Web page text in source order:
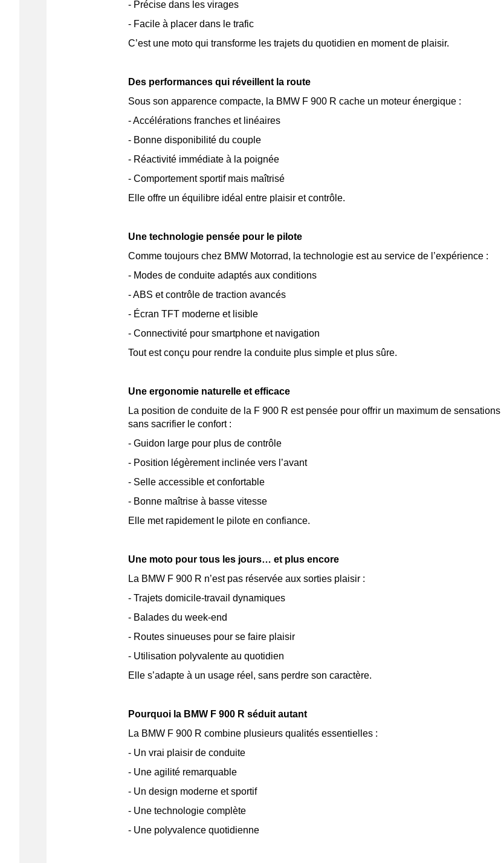
- Précise dans les virages
- Facile à placer dans le trafic
C’est une moto qui transforme les trajets du quotidien en moment de plaisir.
Des performances qui réveillent la route
Sous son apparence compacte, la BMW F 900 R cache un moteur énergique :
- Accélérations franches et linéaires
- Bonne disponibilité du couple
- Réactivité immédiate à la poignée
- Comportement sportif mais maîtrisé
Elle offre un équilibre idéal entre plaisir et contrôle.
Une technologie pensée pour le pilote
Comme toujours chez BMW Motorrad, la technologie est au service de l’expérience :
- Modes de conduite adaptés aux conditions
- ABS et contrôle de traction avancés
- Écran TFT moderne et lisible
- Connectivité pour smartphone et navigation
Tout est conçu pour rendre la conduite plus simple et plus sûre.
Une ergonomie naturelle et efficace
La position de conduite de la F 900 R est pensée pour offrir un maximum de sensations
sans sacrifier le confort :
- Guidon large pour plus de contrôle
- Position légèrement inclinée vers l’avant
- Selle accessible et confortable
- Bonne maîtrise à basse vitesse
Elle met rapidement le pilote en confiance.
Une moto pour tous les jours… et plus encore
La BMW F 900 R n’est pas réservée aux sorties plaisir :
- Trajets domicile-travail dynamiques
- Balades du week-end
- Routes sinueuses pour se faire plaisir
- Utilisation polyvalente au quotidien
Elle s’adapte à un usage réel, sans perdre son caractère.
Pourquoi la BMW F 900 R séduit autant
La BMW F 900 R combine plusieurs qualités essentielles :
- Un vrai plaisir de conduite
- Une agilité remarquable
- Un design moderne et sportif
- Une technologie complète
- Une polyvalence quotidienne